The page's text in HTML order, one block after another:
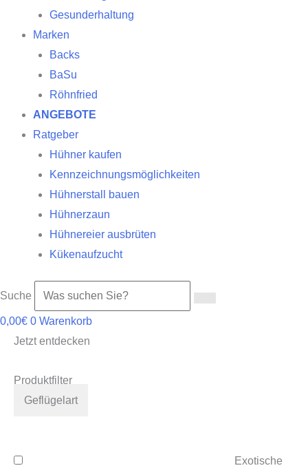
Gesunderhaltung
Marken
Backs
BaSu
Röhnfried
ANGEBOTE
Ratgeber
Hühner kaufen
Kennzeichnungsmöglichkeiten
Hühnerstall bauen
Hühnerzaun
Hühnereier ausbrüten
Kükenaufzucht
Suche
0,00€ 0 Warenkorb
Jetzt entdecken
Produktfilter
Geflügelart
Exotische